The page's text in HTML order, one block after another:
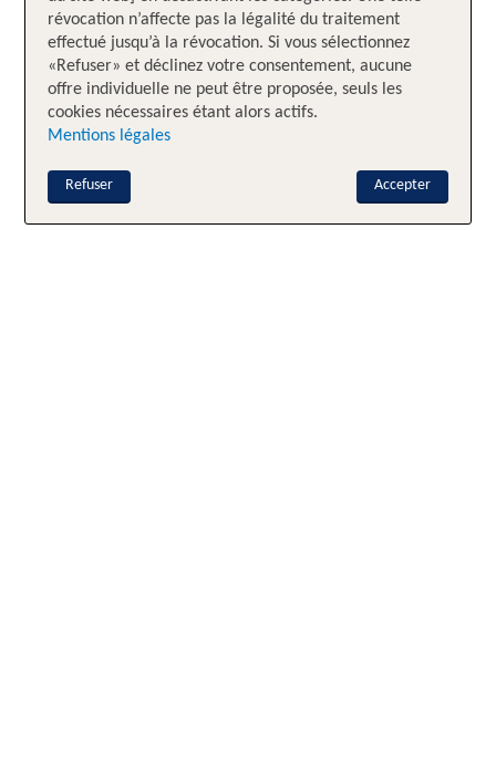
révocation n’affecte pas la légalité du traitement
effectué jusqu’à la révocation. Si vous sélectionnez
«Refuser» et déclinez votre consentement, aucune
offre individuelle ne peut être proposée, seuls les
cookies nécessaires étant alors actifs.
Mentions légales
Accepter
Refuser